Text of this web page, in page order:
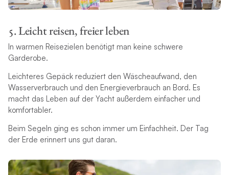
5. Leicht reisen, freier leben
In warmen Reisezielen benötigt man keine schwere
Garderobe.
Leichteres Gepäck reduziert den Wäscheaufwand, den
Wasserverbrauch und den Energieverbrauch an Bord. Es
macht das Leben auf der Yacht außerdem einfacher und
komfortabler.
Beim Segeln ging es schon immer um Einfachheit. Der Tag
der Erde erinnert uns gut daran.